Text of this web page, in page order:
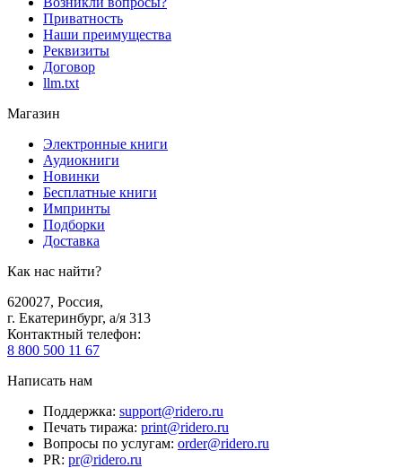
Приватность
Наши преимущества
Реквизиты
Договор
llm.txt
Магазин
Электронные книги
Аудиокниги
Новинки
Бесплатные книги
Импринты
Подборки
Доставка
Как нас найти?
620027, Россия,
г. Екатеринбург, а/я 313
Контактный телефон:
8 800 500 11 67
Написать нам
Поддержка: support@ridero.ru
Печать тиража: print@ridero.ru
Вопросы по услугам: order@ridero.ru
PR: pr@ridero.ru